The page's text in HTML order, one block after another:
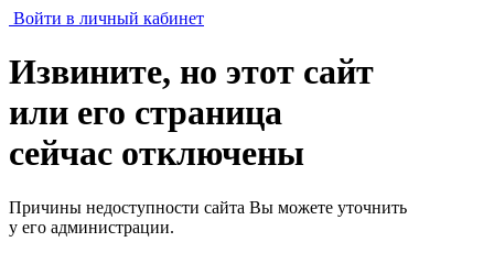
Войти в личный кабинет
Извините, но этот сайт
или его страница
сейчас отключены
Причины недоступности сайта Вы можете уточнить
у его администрации.